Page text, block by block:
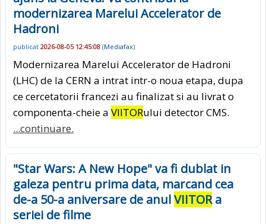
modernizarea Marelui Accelerator de
Hadroni
publicat 2026-08-05 12:45:08 (Mediafax)
Modernizarea Marelui Accelerator de Hadroni
(LHC) de la CERN a intrat intr-o noua etapa, dupa
ce cercetatorii francezi au finalizat si au livrat o
componenta-cheie a VIITORului detector CMS.
...continuare.
"Star Wars: A New Hope" va fi dublat in
galeza pentru prima data, marcand cea
de-a 50-a aniversare de anulVIITORa
seriei de filme